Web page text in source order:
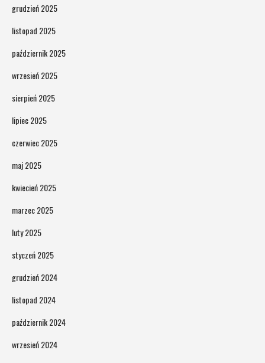
grudzień 2025
listopad 2025
październik 2025
wrzesień 2025
sierpień 2025
lipiec 2025
czerwiec 2025
maj 2025
kwiecień 2025
marzec 2025
luty 2025
styczeń 2025
grudzień 2024
listopad 2024
październik 2024
wrzesień 2024